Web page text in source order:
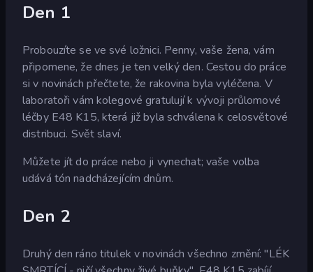
Den 1
Probouzíte se ve své ložnici. Penny, vaše žena, vám
připomene, že dnes je ten velký den. Cestou do práce
si v novinách přečtete, že rakovina byla vyléčena. V
laboratoři vám kolegové gratulují k vývoji průlomové
léčby E48 K15, která již byla schválena k celosvětové
distribuci. Svět slaví.
Můžete jít do práce nebo ji vynechat; vaše volba
udává tón nadcházejícím dnům.
Den 2
Druhý den ráno titulek v novinách všechno změní: "LÉK